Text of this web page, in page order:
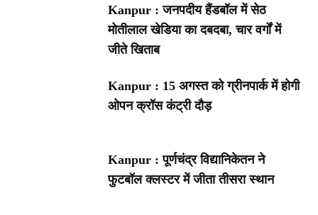
Kanpur : जनपदीय हैंडबॉल में सेठ
मोतीलाल खेडिया का दबदबा, चार वर्गों में
जीते खिताब
Kanpur : 15 अगस्त को ग्रीनपार्क में होगी
ओपन क्रॉस कंट्री दौड़
Kanpur : पूर्णचंद्र विद्यानिकेतन ने
फुटबॉल क्लस्टर में जीता तीसरा स्थान